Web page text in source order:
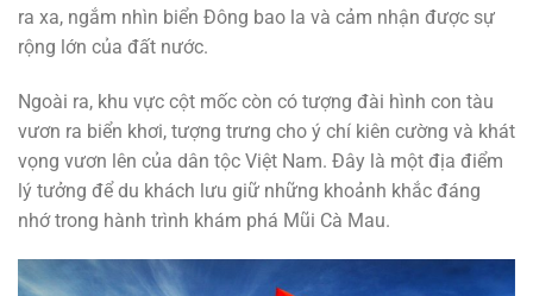
ra xa, ngắm nhìn biển Đông bao la và cảm nhận được sự
rộng lớn của đất nước.
Ngoài ra, khu vực cột mốc còn có tượng đài hình con tàu
vươn ra biển khơi, tượng trưng cho ý chí kiên cường và khát
vọng vươn lên của dân tộc Việt Nam. Đây là một địa điểm
lý tưởng để du khách lưu giữ những khoảnh khắc đáng
nhớ trong hành trình khám phá Mũi Cà Mau.